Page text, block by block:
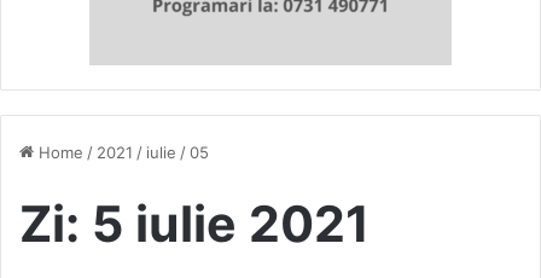
Home / 2021 / iulie /05
Zi: 5 iulie 2021